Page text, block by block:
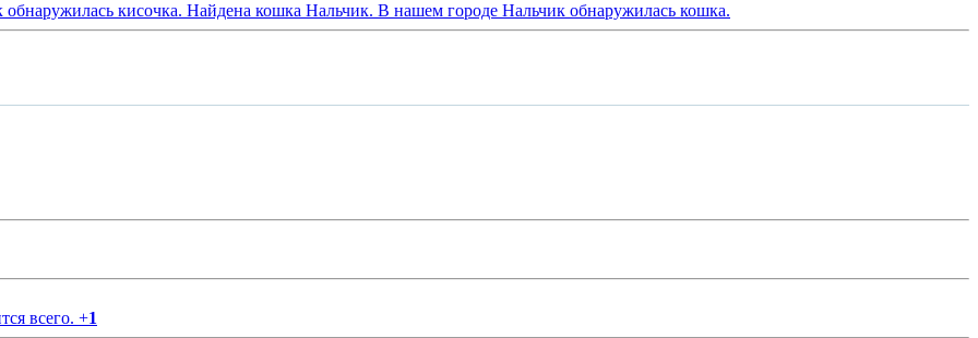
кисочка. Найдена кошка Нальчик. В нашем городе Нальчик обнаружилась кошка.
всего. +1